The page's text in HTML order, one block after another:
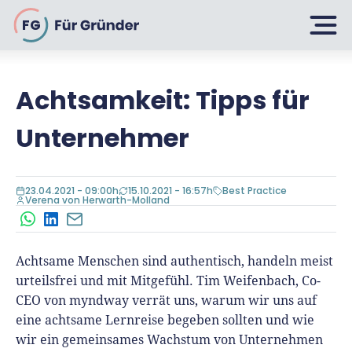
FG
Planen
Über 500 Geschäftsideen
Bin ich ein Gründer?
Geschäftsmodell entwickeln
Businessplan schreiben
Businessplan-Vorlage & Muster
Gründen
Rechtsform wählen
UG gründen
GmbH gründen
Wachsen
6 Tipps zum Start
Finanzieren
Achtsamkeit: Tipps für
Unternehmer
23.04.2021 - 09:00h 15.10.2021 - 16:57h Best Practice
Verena von Herwarth-Molland
WhatsApp
LinkedIn
E-Mail
Achtsame Menschen sind authentisch, handeln meist
urteilsfrei und mit Mitgefühl. Tim Weifenbach, Co-
CEO von myndway verrät uns, warum wir uns auf
eine achtsame Lernreise begeben sollten und wie
wir ein gemeinsames Wachstum von Unternehmen